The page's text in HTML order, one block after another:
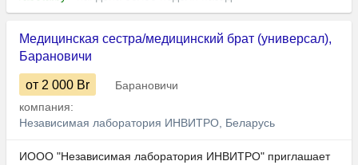
Медицинская сестра/медицинский брат (универсал),
Барановичи
от 2 000 Br
Барановичи
компания:
Независимая лаборатория ИНВИТРО, Беларусь
ИООО "Независимая лаборатория ИНВИТРО" приглашает